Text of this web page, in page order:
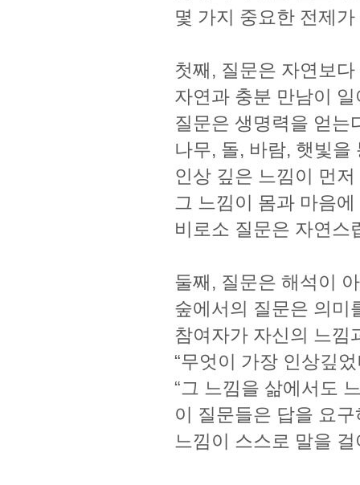
몇 가지 중요한 전제
첫째, 질문은 자연보
자연과 충분 만남이
질문은 생명력을 얻는
나무, 돌, 바람, 햇빛
인상 깊은 느낌이 먼
그 느낌이 몸과 마음
비로소 질문은 자연스
둘째, 질문은 해석이
숲에서의 질문은 의미
참여자가 자신의 느낌
“무엇이 가장 인상깊
“그 느낌을 삶에서도
이 질문들은 답을 요
느낌이 스스로 말을